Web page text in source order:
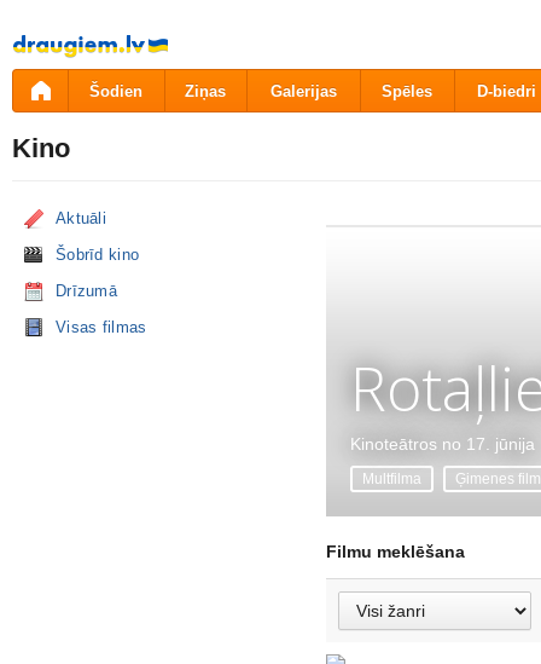
Pāriet
uz
saturu
Šodien Ziņas Galerijas Spēles D-biedri
Kino
Aktuāli
Šobrīd kino
Drīzumā
Visas filmas
Kinoteātros no 17. jūnija
Multfilma Ģimenes
Filmu meklēšana